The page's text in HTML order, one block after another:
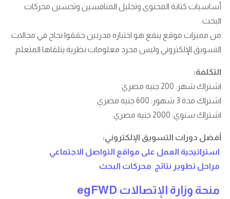
أساسيات كتابة المحتوى وتحليل المنافسين وتحسين محركات
البحث.
من مميزات موقع ينفع هو اختياره مدربين حققوا نجاح في مجالات
التسويق الإلكتروني وليس مجرد معلومات نظرية يتلقاها المتعلم.
التكلفة:
اشتراك شهر: 200 جنيه مصري
اشتراك مدة 3 شهور: 600 جنيه مصري
اشتراك سنوي: 2000 جنيه مصري
أفضل دورات التسويق الإلكتروني:
استراتيجية العمل على مواقع التواصل الاجتماعي
مراحل تطوير نتائج محركات البحث
منحة وزارة الإتصالات egFWD